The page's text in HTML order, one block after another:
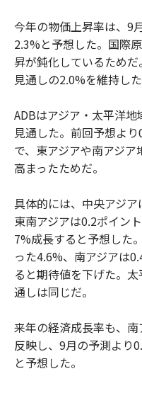
今年の物価上昇率は、9
2.3%と予想した。国際
昇が鈍化しているため
見通しの2.0%を維持した
ADBはアジア・太平洋
見通した。前回予想よ
で、東アジアや南アジ
高まったためだ。
具体的には、中央アジア
東南アジアは0.2ポイン
7%成長すると予想した
った4.6%、南アジアは
ると期待値を下げた。
通しは同じだ。
来年の経済成長率も、
反映し、9月の予測より
と予想した。